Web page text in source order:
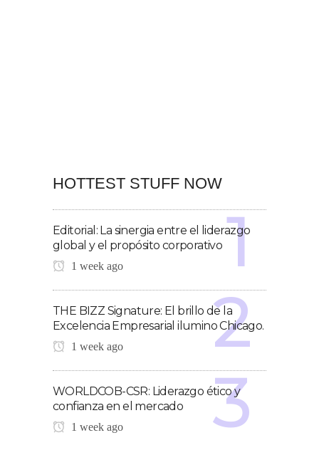
HOTTEST STUFF NOW
Editorial: La sinergia entre el liderazgo
global y el propósito corporativo
1 week ago
THE BIZZ Signature: El brillo de la
Excelencia Empresarial ilumino Chicago.
1 week ago
WORLDCOB-CSR: Liderazgo ético y
confianza en el mercado
1 week ago